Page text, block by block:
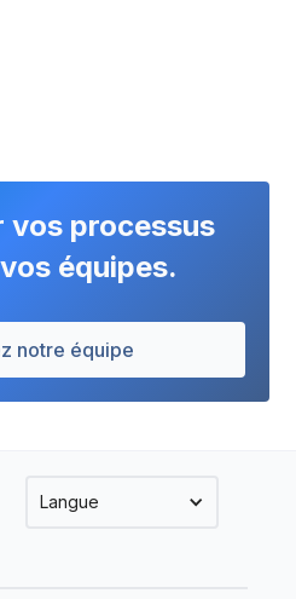
vos processus
équipes.
notre équipe
Langue